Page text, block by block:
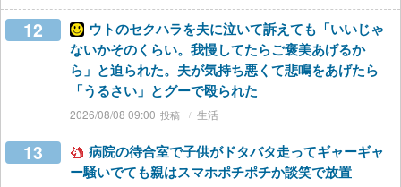
12
ウトのセクハラを夫に泣いて訴えても「いいじゃ
ないかそのくらい。我慢してたらご褒美あげるか
ら」と迫られた。夫が気持ち悪くて悲鳴をあげたら
「うるさい」とグーで殴られた
2026/08/08 09:00 生活
13
病院の待合室で子供がドタバタ走ってギャーギャ
ー騒いでても親はスマホポチポチか談笑で放置